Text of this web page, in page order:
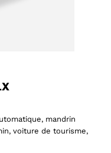
mandrin
voiture de tourisme,